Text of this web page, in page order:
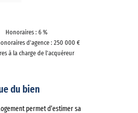
Honoraires : 6 %
d'agence : 250 000 €
à la charge de l'acquéreur
du bien
permet d’estimer sa